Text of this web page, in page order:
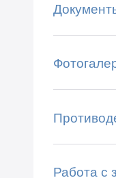
Работа с